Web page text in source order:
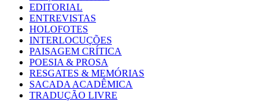
EDITORIAL
ENTREVISTAS
HOLOFOTES
INTERLOCUÇÕES
PAISAGEM CRÍTICA
POESIA & PROSA
RESGATES & MEMÓRIAS
SACADA ACADÊMICA
TRADUÇÃO LIVRE